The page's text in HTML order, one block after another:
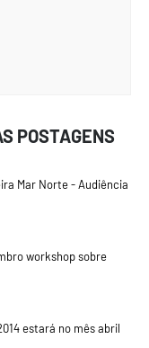
POSTAGENS
Mar Norte - Audiência
workshop sobre
estará no mês abril